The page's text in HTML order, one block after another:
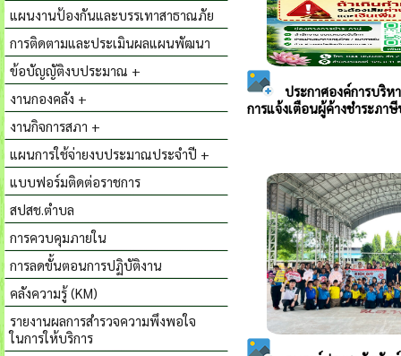
แผนงานป้องกันและบรรเทาสาธาณภัย
การติดตามและประเมินผลแผนพัฒนา
ข้อบัญญัติงบประมาณ +
งานกองคลัง +
งานกิจการสภา +
แผนการใช้จ่ายงบประมาณประจำปี +
แบบฟอร์มติดต่อราชการ
สปสช.ตำบล
การควบคุมภายใน
การลดขั้นตอนการปฏิบัติงาน
คลังความรู้ (KM)
รายงานผลการสำรวจความพึงพอใจ
ในการให้บริการ